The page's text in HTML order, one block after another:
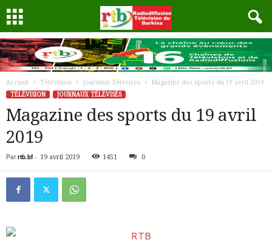
Accueil Télévision Journaux Télévisés
Magazine des sports du 19 avril 2019
TÉLÉVISION
JOURNAUX TÉLÉVISÉS
Magazine des sports du 19 avril
2019
Par rtb.bf- 19 avril 2019 1451 0